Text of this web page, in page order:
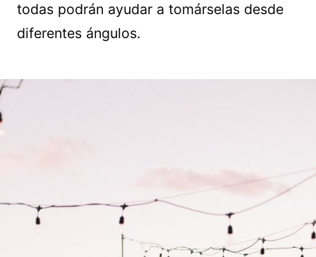
todas podrán ayudar a tomárselas desde
diferentes ángulos.